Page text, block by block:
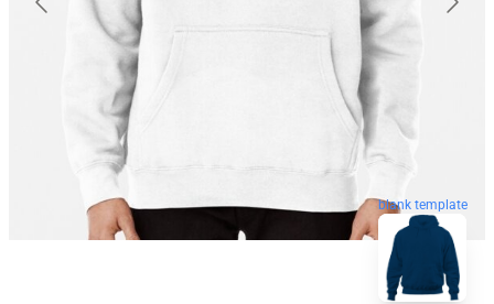
blank template